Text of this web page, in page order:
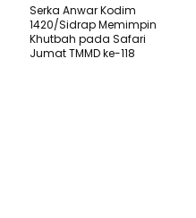
Serka Anwar Kodim
1420/Sidrap Memimpin
Khutbah pada Safari
Jumat TMMD ke-118